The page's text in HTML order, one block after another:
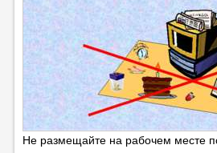
Не размещайте на рабочем месте